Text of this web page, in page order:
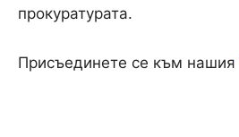
прокуратурата.
Присъединете се към нашия